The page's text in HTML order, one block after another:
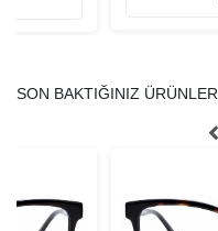
SON BAKTIĞINIZ ÜRÜNLER